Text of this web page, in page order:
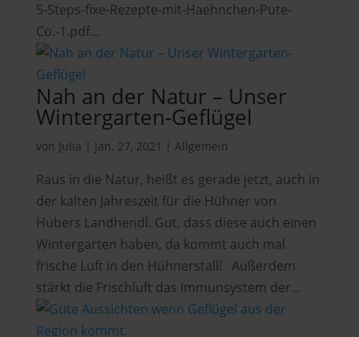
5-Steps-fixe-Rezepte-mit-Haehnchen-Pute-
Co.-1.pdf...
Nah an der Natur – Unser
Wintergarten-Geflügel
von Julia | Jan. 27, 2021 | Allgemein
Raus in die Natur, heißt es gerade jetzt, auch in
der kalten Jahreszeit für die Hühner von
Hubers Landhendl. Gut, dass diese auch einen
Wintergarten haben, da kommt auch mal
frische Luft in den Hühnerstall! Außerdem
stärkt die Frischluft das Immunsystem der...